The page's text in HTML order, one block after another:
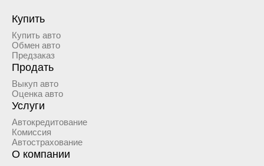
Купить
Купить авто
Обмен авто
Предзаказ
Продать
Выкуп авто
Оценка авто
Услуги
Автокредитование
Комиссия
Автострахование
О компании